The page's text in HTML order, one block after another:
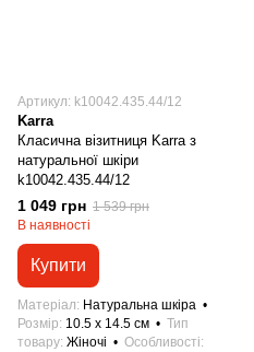
Артикул: k10042.435.44/12
Karra
Класична візитниця Karra з
натуральної шкіри
k10042.435.44/12
1 049 грн 1 539 грн
В наявності
Купити
Матеріал
Натуральна шкіра
Розмір 10.5 x 14.5 см
Тип
товару Жіночі
Особливості